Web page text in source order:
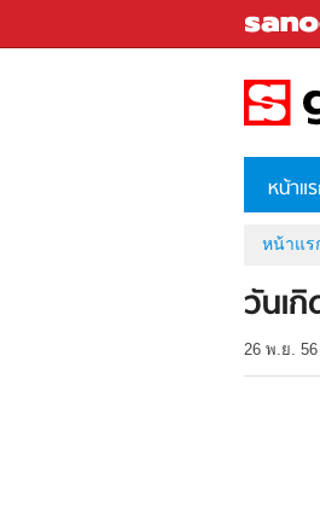
หน้าแ
หน้าแร
วันเ
26 พ.ย.